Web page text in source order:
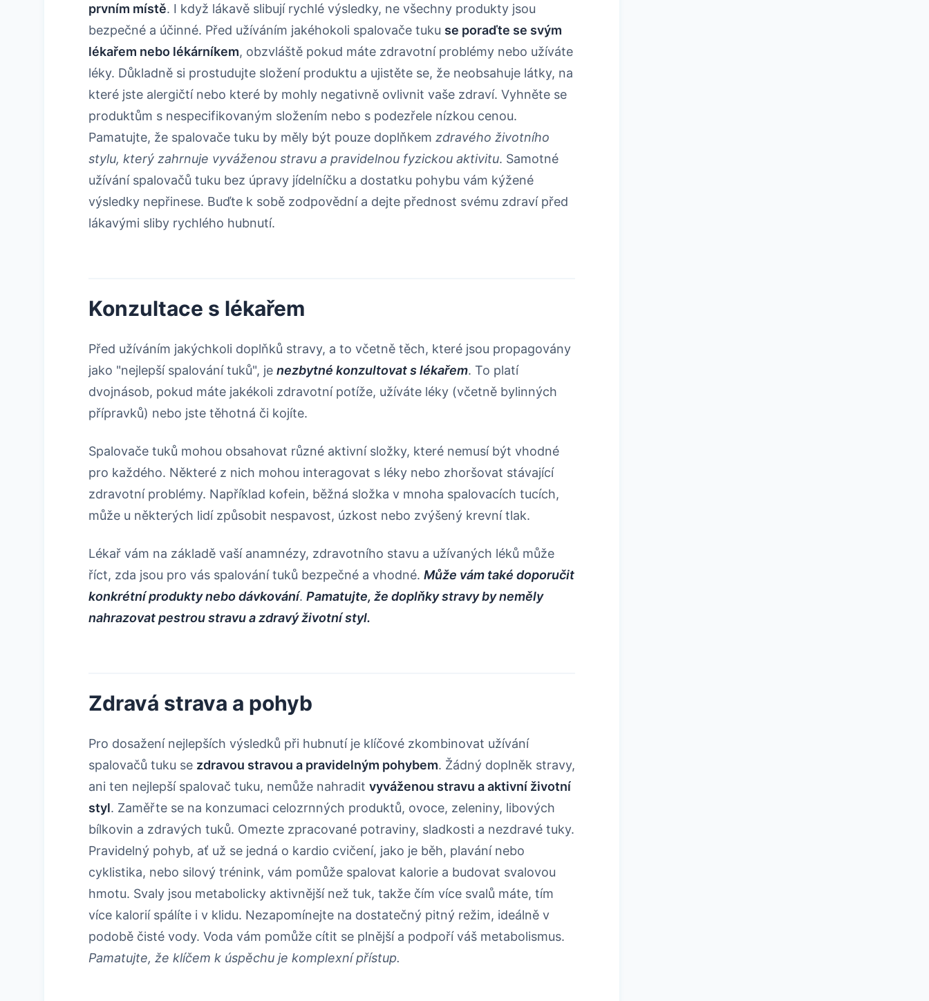
prvním místě. I když lákavě slibují rychlé výsledky, ne všechny produkty jsou
bezpečné a účinné. Před užíváním jakéhokoli spalovače tuku se poraďte se svým
lékařem nebo lékárníkem, obzvláště pokud máte zdravotní problémy nebo užíváte
léky. Důkladně si prostudujte složení produktu a ujistěte se, že neobsahuje látky, na
které jste alergičtí nebo které by mohly negativně ovlivnit vaše zdraví. Vyhněte se
produktům s nespecifikovaným složením nebo s podezřele nízkou cenou.
Pamatujte, že spalovače tuku by měly být pouze doplňkem zdravého životního
stylu, který zahrnuje vyváženou stravu a pravidelnou fyzickou aktivitu. Samotné
užívání spalovačů tuku bez úpravy jídelníčku a dostatku pohybu vám kýžené
výsledky nepřinese. Buďte k sobě zodpovědní a dejte přednost svému zdraví před
lákavými sliby rychlého hubnutí.
Konzultace s lékařem
Před užíváním jakýchkoli doplňků stravy, a to včetně těch, které jsou propagovány
jako "nejlepší spalování tuků", je nezbytné konzultovat s lékařem. To platí
dvojnásob, pokud máte jakékoli zdravotní potíže, užíváte léky (včetně bylinných
přípravků) nebo jste těhotná či kojíte.
Spalovače tuků mohou obsahovat různé aktivní složky, které nemusí být vhodné
pro každého. Některé z nich mohou interagovat s léky nebo zhoršovat stávající
zdravotní problémy. Například kofein, běžná složka v mnoha spalovacích tucích,
může u některých lidí způsobit nespavost, úzkost nebo zvýšený krevní tlak.
Lékař vám na základě vaší anamnézy, zdravotního stavu a užívaných léků může
říct, zda jsou pro vás spalování tuků bezpečné a vhodné. Může vám také doporučit
konkrétní produkty nebo dávkování. Pamatujte, že doplňky stravy by neměly
nahrazovat pestrou stravu a zdravý životní styl.
Zdravá strava a pohyb
Pro dosažení nejlepších výsledků při hubnutí je klíčové zkombinovat užívání
spalovačů tuku se zdravou stravou a pravidelným pohybem. Žádný doplněk stravy,
ani ten nejlepší spalovač tuku, nemůže nahradit vyváženou stravu a aktivní životní
styl. Zaměřte se na konzumaci celozrnných produktů, ovoce, zeleniny, libových
bílkovin a zdravých tuků. Omezte zpracované potraviny, sladkosti a nezdravé tuky.
Pravidelný pohyb, ať už se jedná o kardio cvičení, jako je běh, plavání nebo
cyklistika, nebo silový trénink, vám pomůže spalovat kalorie a budovat svalovou
hmotu. Svaly jsou metabolicky aktivnější než tuk, takže čím více svalů máte, tím
více kalorií spálíte i v klidu. Nezapomínejte na dostatečný pitný režim, ideálně v
podobě čisté vody. Voda vám pomůže cítit se plnější a podpoří váš metabolismus.
Pamatujte, že klíčem k úspěchu je komplexní přístup.